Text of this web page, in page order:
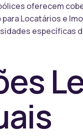
oferecem
Locatários e
específicas